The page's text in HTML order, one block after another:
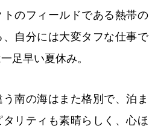
のフィールドである熱帯の
自分には大変タフな仕事で
足早い夏休み。
う南の海はまた格別で、泊ま
リティも素晴らしく、心ほ